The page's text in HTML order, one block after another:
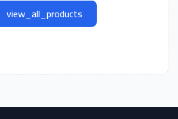
view_all_products